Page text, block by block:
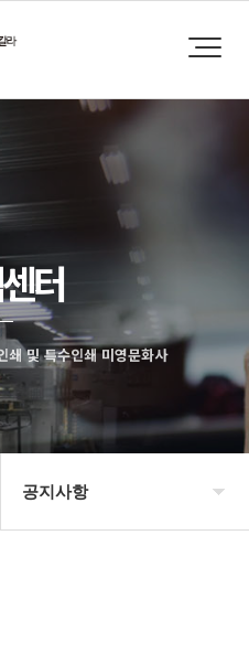
터
쇄 및 특수인쇄 미영문화사
공지사항